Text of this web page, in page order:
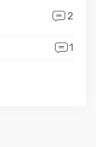
2
1